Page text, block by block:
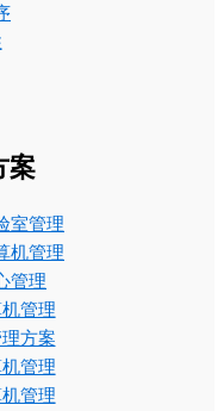
案
室管理
机管理
管理
管理
方案
管理
管理